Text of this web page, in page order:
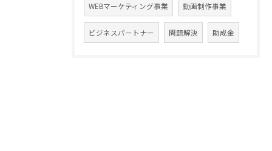
WEBマーケティング事業 動画制作事業
ビジネスパートナー 問題解決 助成金